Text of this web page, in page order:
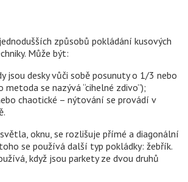
způsobů pokládání kusových
Může být:
jsou desky vůči sobě posunuty o 1/3 nebo
se nazývá “cihelné zdivo”);
chaotické – nýtování se provádí v
oknu, se rozlišuje přímé a diagonální
se používá další typ pokládky: žebřík.
když jsou parkety ze dvou druhů